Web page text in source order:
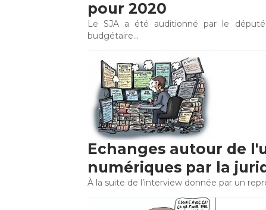
pour 2020
Le SJA a été auditionné par le
budgétaire…
Echanges autour de
numériques par la
À la suite de l’interview donnée par un